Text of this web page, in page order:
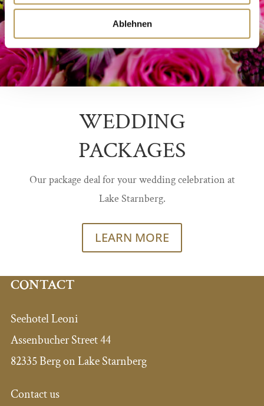
Ablehnen
WEDDING
PACKAGES
Our package deal for your wedding celebration at
Lake Starnberg.
LEARN MORE
CONTACT
Seehotel Leoni
Assenbucher Street 44
82335 Berg on Lake Starnberg
Contact us